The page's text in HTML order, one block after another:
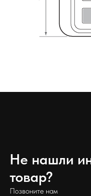
Не нашли
товар?
Позвоните нам